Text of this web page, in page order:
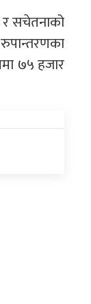
र सचेतनाको
७५ हजार